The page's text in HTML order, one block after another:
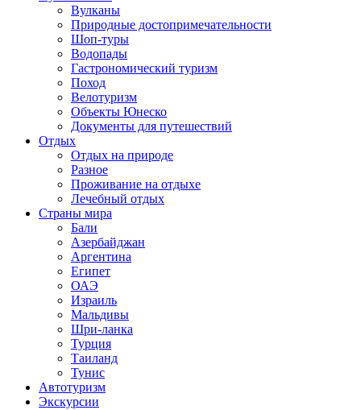
Вулканы
Природные достопримечательности
Шоп-туры
Водопады
Гастрономический туризм
Поход
Велотуризм
Объекты Юнеско
Документы для путешествий
Отдых
Отдых на природе
Разное
Проживание на отдыхе
Лечебный отдых
Страны мира
Бали
Азербайджан
Аргентина
Египет
ОАЭ
Израиль
Мальдивы
Шри-ланка
Турция
Таиланд
Тунис
Автотуризм
Экскурсии